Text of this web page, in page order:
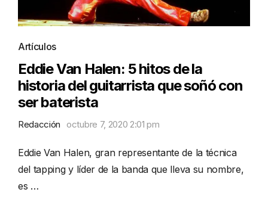
Artículos
Eddie Van Halen: 5 hitos de la
historia del guitarrista que soñó con
ser baterista
Redacción octubre 7, 2020 2:01 pm
Eddie Van Halen, gran representante de la técnica
del tapping y líder de la banda que lleva su nombre,
es …